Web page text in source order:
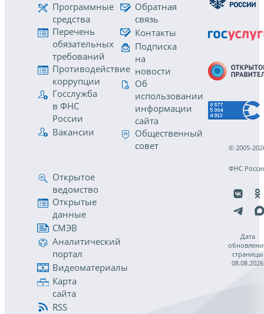
Программные
средства
Перечень
обязательных
требований
Противодействие
коррупции
Госслужба
в ФНС
России
Вакансии
Обратная
связь
Контакты
Подписка
на
новости
Об
использовании
информации
сайта
Общественный
совет
Открытое
ведомство
Открытые
данные
СМЭВ
Аналитический
портал
Видеоматериалы
Карта
сайта
RSS
© 2005-
ФНС
Дата
страницы
08.08.2026